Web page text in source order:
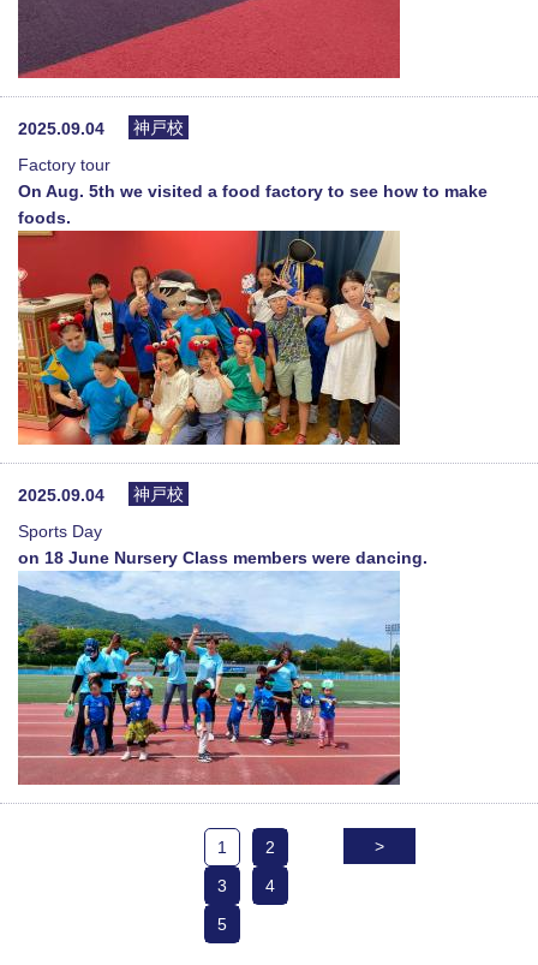
2025.09.04
神戸校
Factory tour
On Aug. 5th we visited a food factory to see how to make
foods.
2025.09.04
神戸校
Sports Day
on 18 June Nursery Class members were dancing.
1
2
3
4
5
>